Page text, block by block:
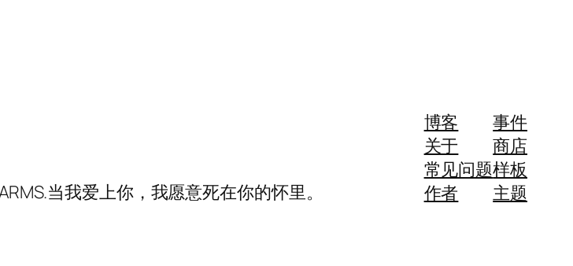
ARMS.当我爱上你，我愿意死在你的怀里。
博客
关于
常见问题
作者
事件
商店
样板
主题